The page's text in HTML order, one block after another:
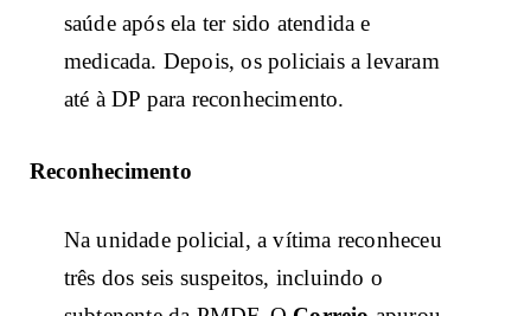
saúde após ela ter sido atendida e
medicada. Depois, os policiais a levaram
até à DP para reconhecimento.
Reconhecimento
Na unidade policial, a vítima reconheceu
três dos seis suspeitos, incluindo o